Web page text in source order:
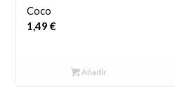
Coco
1,49€
Añadir